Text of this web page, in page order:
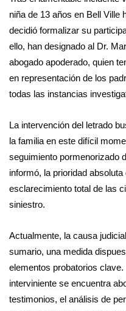
niña de 13 años en Bell Ville
decidió formalizar su
ello, han designado al Dr.
abogado apoderado, quien
en representación de los
todas las instancias
La intervención del letrado
la familia en este difícil
seguimiento pormenorizado
informó, la prioridad
esclarecimiento total de las
siniestro.
Actualmente, la causa
sumario, una medida
elementos probatorios
interviniente se encuentra
testimonios, el análisis de